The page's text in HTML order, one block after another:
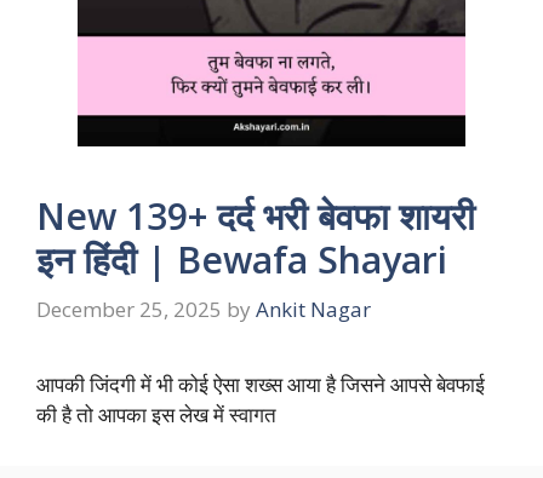
New 139+ दर्द भरी बेवफा शायरी
इन हिंदी | Bewafa Shayari
December 25, 2025 by Ankit Nagar
आपकी जिंदगी में भी कोई ऐसा शख्स आया है जिसने आपसे बेवफाई
की है तो आपका इस लेख में स्वागत